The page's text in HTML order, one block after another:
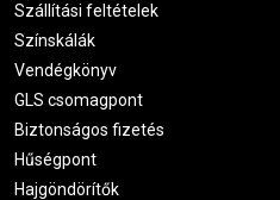
Szállítási feltételek
Színskálák
Vendégkönyv
GLS csomagpont
Biztonságos fizetés
Hűségpont
Hajgöndörítők